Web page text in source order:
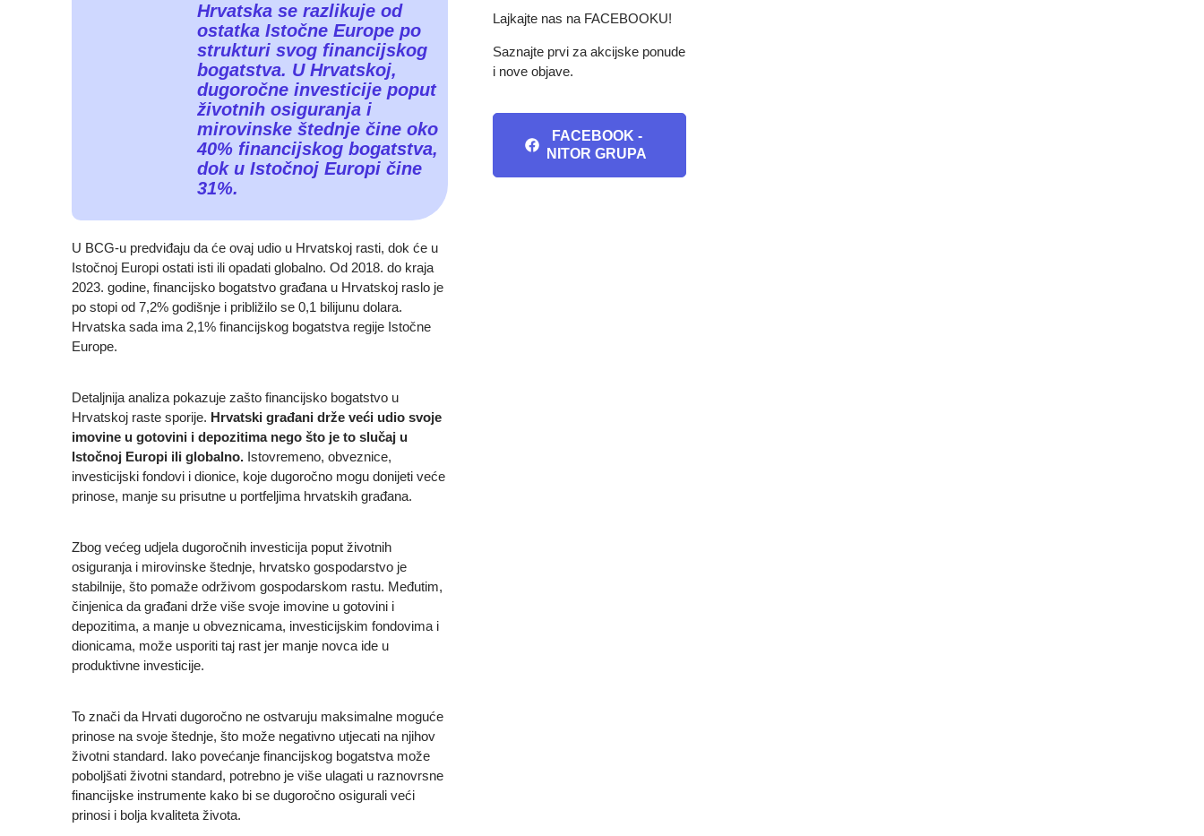
Hrvatska se razlikuje od
ostatka Istočne Europe po
strukturi svog financijskog
bogatstva. U Hrvatskoj,
dugoročne investicije poput
životnih osiguranja i
mirovinske štednje čine oko
40% financijskog bogatstva,
dok u Istočnoj Europi čine
31%.
U BCG-u predviđaju da će ovaj udio u Hrvatskoj rasti, dok će u
Istočnoj Europi ostati isti ili opadati globalno. Od 2018. do kraja
2023. godine, financijsko bogatstvo građana u Hrvatskoj raslo je
po stopi od 7,2% godišnje i približilo se 0,1 bilijunu dolara.
Hrvatska sada ima 2,1% financijskog bogatstva regije Istočne
Europe.
Detaljnija analiza pokazuje zašto financijsko bogatstvo u
Hrvatskoj raste sporije. Hrvatski građani drže veći udio svoje
imovine u gotovini i depozitima nego što je to slučaj u
Istočnoj Europi ili globalno. Istovremeno, obveznice,
investicijski fondovi i dionice, koje dugoročno mogu donijeti veće
prinose, manje su prisutne u portfeljima hrvatskih građana.
Zbog većeg udjela dugoročnih investicija poput životnih
osiguranja i mirovinske štednje, hrvatsko gospodarstvo je
stabilnije, što pomaže održivom gospodarskom rastu. Međutim,
činjenica da građani drže više svoje imovine u gotovini i
depozitima, a manje u obveznicama, investicijskim fondovima i
dionicama, može usporiti taj rast jer manje novca ide u
produktivne investicije.
To znači da Hrvati dugoročno ne ostvaruju maksimalne moguće
prinose na svoje štednje, što može negativno utjecati na njihov
životni standard. Iako povećanje financijskog bogatstva može
poboljšati životni standard, potrebno je više ulagati u raznovrsne
financijske instrumente kako bi se dugoročno osigurali veći
prinosi i bolja kvaliteta života.
Lajkajte nas na FACEBOOKU!
Saznajte prvi za akcijske ponude
i nove objave.
FACEBOOK -
NITOR GRUPA